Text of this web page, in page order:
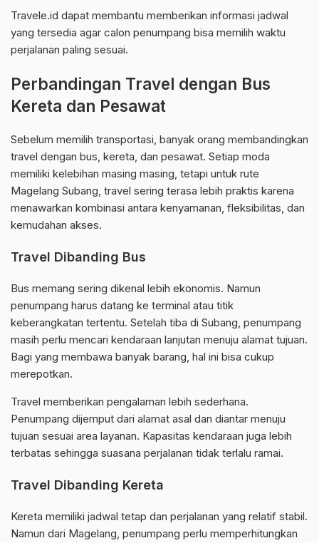
Travele.id dapat membantu memberikan informasi jadwal
yang tersedia agar calon penumpang bisa memilih waktu
perjalanan paling sesuai.
Perbandingan Travel dengan Bus
Kereta dan Pesawat
Sebelum memilih transportasi, banyak orang membandingkan
travel dengan bus, kereta, dan pesawat. Setiap moda
memiliki kelebihan masing masing, tetapi untuk rute
Magelang Subang, travel sering terasa lebih praktis karena
menawarkan kombinasi antara kenyamanan, fleksibilitas, dan
kemudahan akses.
Travel Dibanding Bus
Bus memang sering dikenal lebih ekonomis. Namun
penumpang harus datang ke terminal atau titik
keberangkatan tertentu. Setelah tiba di Subang, penumpang
masih perlu mencari kendaraan lanjutan menuju alamat tujuan.
Bagi yang membawa banyak barang, hal ini bisa cukup
merepotkan.
Travel memberikan pengalaman lebih sederhana.
Penumpang dijemput dari alamat asal dan diantar menuju
tujuan sesuai area layanan. Kapasitas kendaraan juga lebih
terbatas sehingga suasana perjalanan tidak terlalu ramai.
Travel Dibanding Kereta
Kereta memiliki jadwal tetap dan perjalanan yang relatif stabil.
Namun dari Magelang, penumpang perlu memperhitungkan